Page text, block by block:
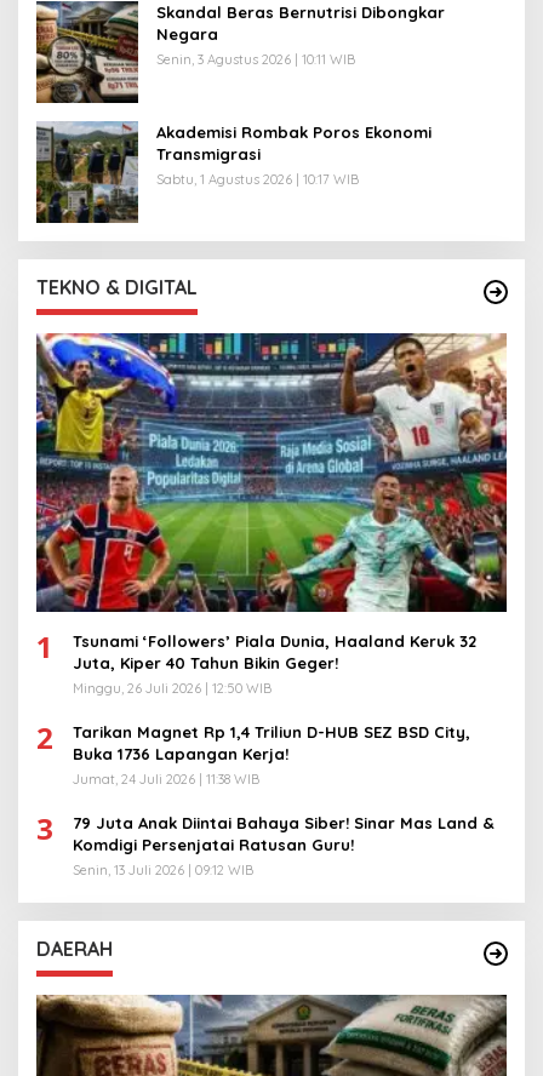
Skandal Beras Bernutrisi Dibongkar
Negara
Senin, 3 Agustus 2026 | 10:11 WIB
Akademisi Rombak Poros Ekonomi
Transmigrasi
Sabtu, 1 Agustus 2026 | 10:17 WIB
TEKNO & DIGITAL
1
Tsunami ‘Followers’ Piala Dunia, Haaland Keruk 32
Juta, Kiper 40 Tahun Bikin Geger!
Minggu, 26 Juli 2026 | 12:50 WIB
2
Tarikan Magnet Rp 1,4 Triliun D-HUB SEZ BSD City,
Buka 1736 Lapangan Kerja!
Jumat, 24 Juli 2026 | 11:38 WIB
3
79 Juta Anak Diintai Bahaya Siber! Sinar Mas Land &
Komdigi Persenjatai Ratusan Guru!
Senin, 13 Juli 2026 | 09:12 WIB
DAERAH